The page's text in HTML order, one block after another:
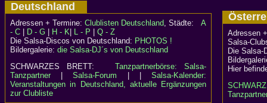
Deutschland
Adressen + Termine: Clublisten Deutschland, Städte: A
- C
D - G H - K L - P
Q - Z
Die Salsa-Discos von Deutschland: PHOTOS !
Bildergalerie: die Salsa-DJ´s von Deutschland
SCHWARZES BRETT:Tanzpartnerbörse: Salsa-
Tanzpartner|Salsa-Forum | |Salsa-Kalender:
Veranstaltungen in Deutschland, aktuelle Ergänzungen
zur Clubliste
Adressen
Salsa-
Die
Hier